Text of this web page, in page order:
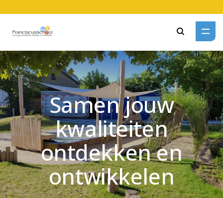
Zoeken
Samen jouw
kwaliteiten
ontdekken en
ontwikkelen